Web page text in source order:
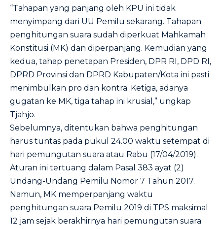
“Tahapan yang panjang oleh KPU ini tidak
menyimpang dari UU Pemilu sekarang. Tahapan
penghitungan suara sudah diperkuat Mahkamah
Konstitusi (MK) dan diperpanjang. Kemudian yang
kedua, tahap penetapan Presiden, DPR RI, DPD RI,
DPRD Provinsi dan DPRD Kabupaten/Kota ini pasti
menimbulkan pro dan kontra. Ketiga, adanya
gugatan ke MK, tiga tahap ini krusial,” ungkap
Tjahjo.
Sebelumnya, ditentukan bahwa penghitungan
harus tuntas pada pukul 24.00 waktu setempat di
hari pemungutan suara atau Rabu (17/04/2019).
Aturan ini tertuang dalam Pasal 383 ayat (2)
Undang-Undang Pemilu Nomor 7 Tahun 2017.
Namun, MK memperpanjang waktu
penghitungan suara Pemilu 2019 di TPS maksimal
12 jam sejak berakhirnya hari pemungutan suara